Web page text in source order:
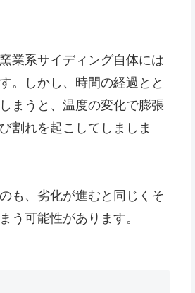
業系サイディング自体には
。しかし、時間の経過とと
まうと、温度の変化で膨張
割れを起こしてしましま
も、劣化が進むと同じくそ
う可能性があります。